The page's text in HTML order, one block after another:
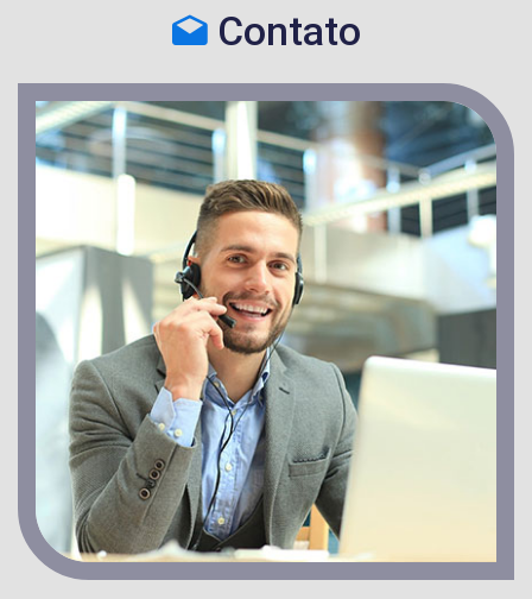
Contato